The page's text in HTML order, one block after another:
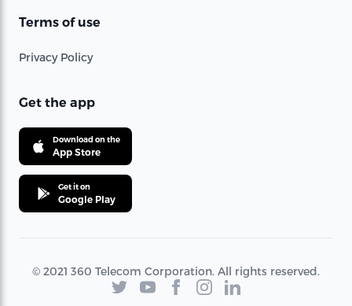
Terms of use
Privacy Policy
Get the app
Download on the
App Store
Get it on
Google Play
© 2021 360 Telecom Corporation. All rights reserved.